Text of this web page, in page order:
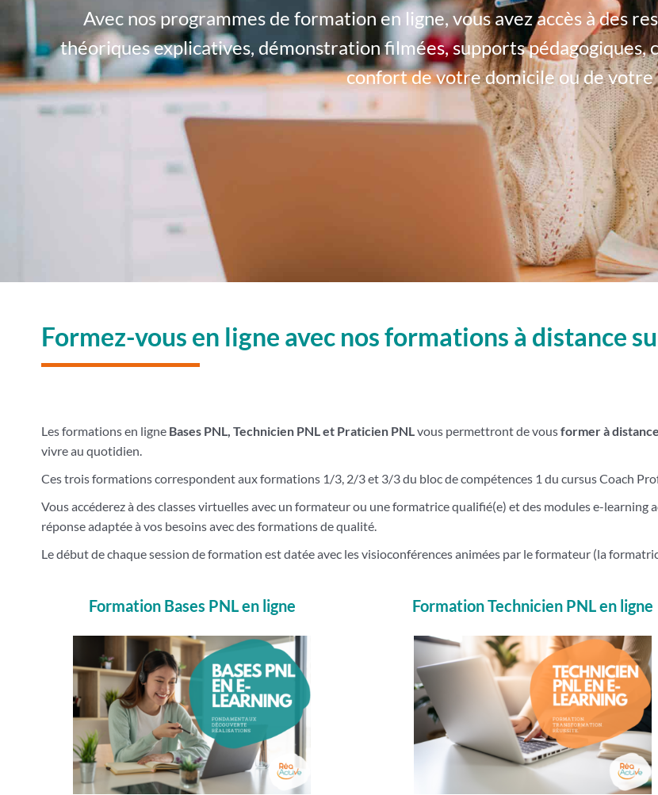
Avec nos programmes de formation en ligne, vous avez accès à des
théoriques explicatives, démonstration filmées, supports pédagogiques,
confort de votre domicile ou de votre
Formez-vous en ligne avec nos formations à distance
Les formations en ligne Bases PNL, Technicien PNLet Praticien PNLvous permettront de vousformer à distance
vivre au quotidien.
Ces trois formations correspondent aux formations 1/3, 2/3 et 3/3 du bloc de compétences 1 du cursus Coach
Vous accéderez à des classes virtuelles avec un formateur ou une formatrice qualifié(e) et des modules e-
réponse adaptée à vos besoins avec des formations de qualité.
Le début de chaque session de formation est datée avec les visioconférences animées par le formateur (la
Formation Bases PNL en ligne Formation Technicien PNL en ligne